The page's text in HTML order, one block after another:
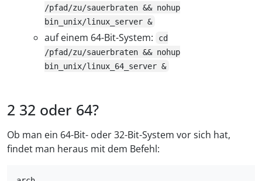
/pfad/zu/sauerbraten && nohup
bin_unix/linux_server &
auf einem 64-Bit-System:
cd
/pfad/zu/sauerbraten && nohup
bin_unix/linux_64_server &
32 oder 64?
Ob man ein 64-Bit- oder 32-Bit-System vor sich hat,
findet man heraus mit dem Befehl: